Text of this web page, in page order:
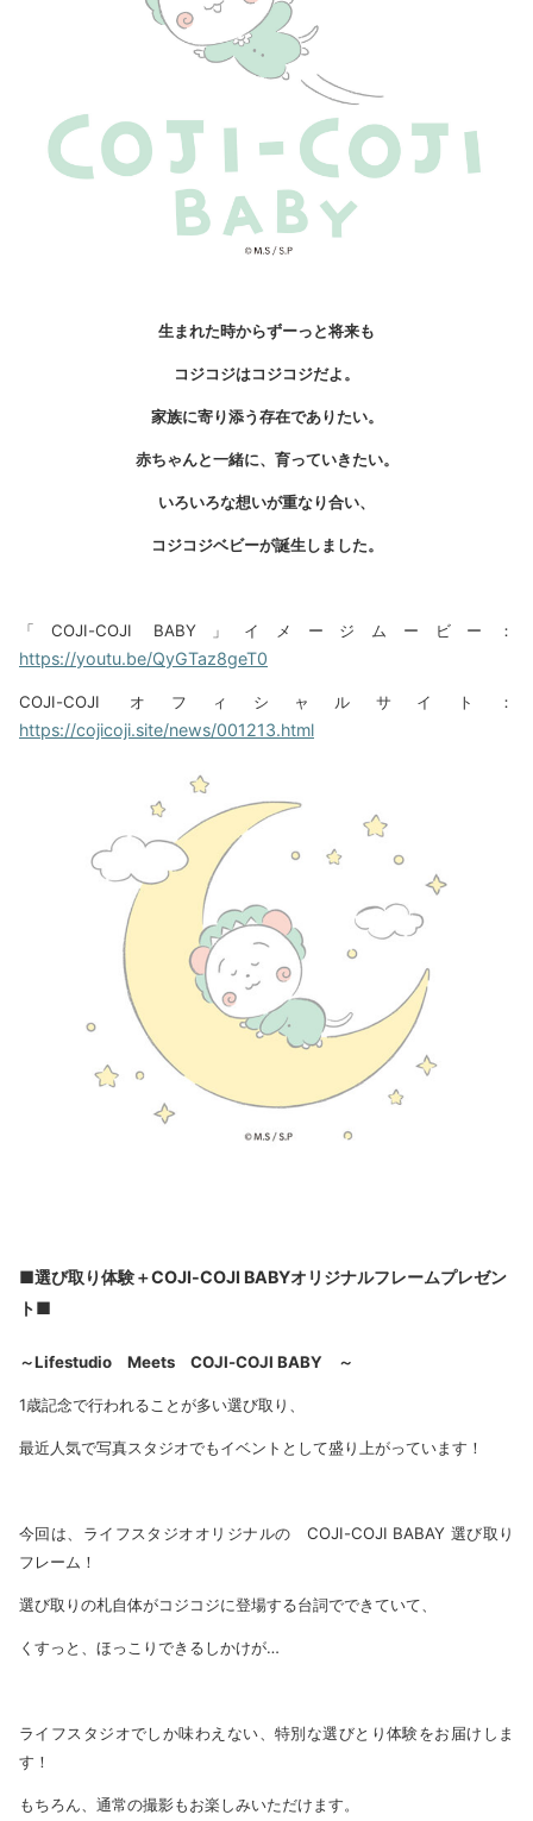
生まれた時からずーっと将来も
コジコジはコジコジだよ。
家族に寄り添う存在でありたい。
赤ちゃんと一緒に、育っていきたい。
いろいろな想いが重なり合い、
コジコジベビーが誕生しました。
「COJI-COJI BABY」イメージムービー：
https://youtu.be/QyGTaz8geT0
COJI-COJI オフィシャルサイト：
https://cojicoji.site/news/001213.html
■選び取り体験＋COJI-COJI BABYオリジナルフレームプレゼン
ト■
～Lifestudio Meets COJI-COJI BABY ～
1歳記念で行われることが多い選び取り、
最近人気で写真スタジオでもイベントとして盛り上がっています！
今回は、ライフスタジオオリジナルの COJI-COJI BABAY 選び取り
フレーム！
選び取りの札自体がコジコジに登場する台詞でできていて、
くすっと、ほっこりできるしかけが…
ライフスタジオでしか味わえない、特別な選びとり体験をお届けしま
す！
もちろん、通常の撮影もお楽しみいただけます。